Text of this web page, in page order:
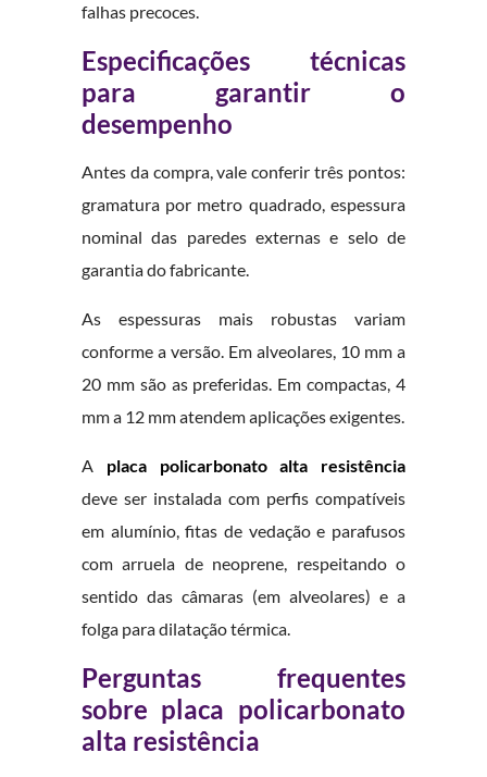
falhas precoces.
Especificações técnicas
para garantir o
desempenho
Antes da compra, vale conferir três pontos:
gramatura por metro quadrado, espessura
nominal das paredes externas e selo de
garantia do fabricante.
As espessuras mais robustas variam
conforme a versão. Em alveolares, 10 mm a
20 mm são as preferidas. Em compactas, 4
mm a 12 mm atendem aplicações exigentes.
A placa policarbonato alta resistência
deve ser instalada com perfis compatíveis
em alumínio, fitas de vedação e parafusos
com arruela de neoprene, respeitando o
sentido das câmaras (em alveolares) e a
folga para dilatação térmica.
Perguntas frequentes
sobre placa policarbonato
alta resistência